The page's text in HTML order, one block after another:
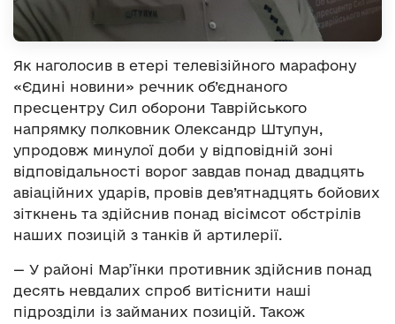
Як наголосив в етері телевізійного марафону
«Єдині новини» речник об’єднаного
пресцентру Сил оборони Таврійського
напрямку полковник Олександр Штупун,
упродовж минулої доби у відповідній зоні
відповідальності ворог завдав понад двадцять
авіаційних ударів, провів дев’ятнадцять бойових
зіткнень та здійснив понад вісімсот обстрілів
наших позицій з танків й артилерії.
— У районі Мар’їнки противник здійснив понад
десять невдалих спроб витіснити наші
підрозділи із займаних позицій. Також